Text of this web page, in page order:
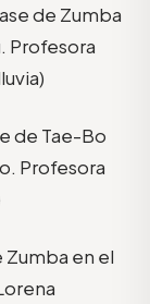
de Zumba
Profesora
de Tae-Bo
Profesora
Zumba en el